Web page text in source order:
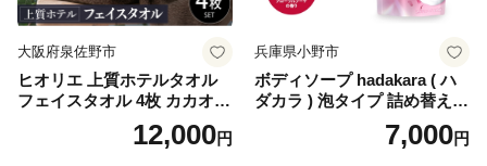
大阪府泉佐野市
ヒオリエ 上質ホテルタオル
フェイスタオル 4枚 カカオ
【タオル 泉州タオル 吸水 普
段使い 無地 シンプル 日用品
12,000円
兵庫県小野市
ボディソープ hadakara ( ハ
ダカラ ) 泡タイプ 詰め替え 4
40ml×4袋 ボディーソープ 泡
ボディソープ 泡 日用品 消耗
7,000円